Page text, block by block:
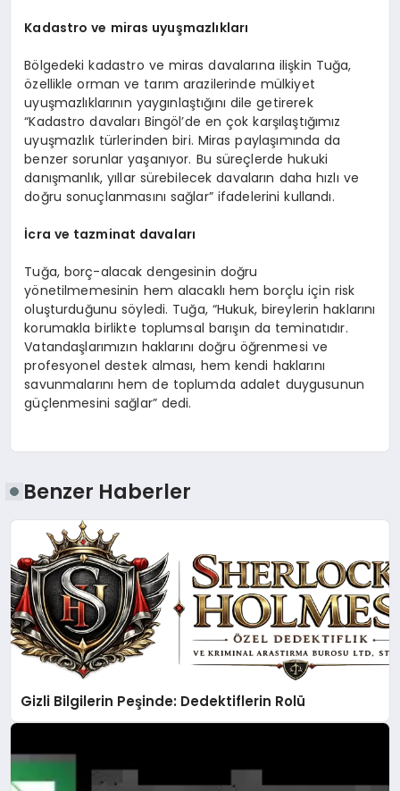
Kadastro ve miras uyuşmazlıkları
Bölgedeki kadastro ve miras davalarına ilişkin Tuğa,
özellikle orman ve tarım arazilerinde mülkiyet
uyuşmazlıklarının yaygınlaştığını dile getirerek
“Kadastro davaları Bingöl’de en çok karşılaştığımız
uyuşmazlık türlerinden biri. Miras paylaşımında da
benzer sorunlar yaşanıyor. Bu süreçlerde hukuki
danışmanlık, yıllar sürebilecek davaların daha hızlı ve
doğru sonuçlanmasını sağlar” ifadelerini kullandı.
İcra ve tazminat davaları
Tuğa, borç-alacak dengesinin doğru
yönetilmemesinin hem alacaklı hem borçlu için risk
oluşturduğunu söyledi. Tuğa, “Hukuk, bireylerin haklarını
korumakla birlikte toplumsal barışın da teminatıdır.
Vatandaşlarımızın haklarını doğru öğrenmesi ve
profesyonel destek alması, hem kendi haklarını
savunmalarını hem de toplumda adalet duygusunun
güçlenmesini sağlar” dedi.
Benzer Haberler
Gizli Bilgilerin Peşinde: Dedektiflerin Rolü